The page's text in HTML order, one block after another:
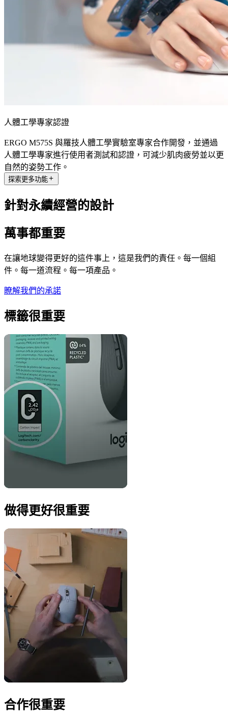
人體工學專家認證
ERGO M575S 與羅技人體工學實驗室專家合作開發，並通過
人體工學專家進行使用者測試和認證，可減少肌肉疲勞並以更
自然的姿勢工作。
探索更多功能
針對永續經營的設計
萬事都重要
在讓地球變得更好的這件事上，這是我們的責任。每一個組
件。每一道流程。每一項產品。
瞭解我們的承諾
標籤很重要
做得更好很重要
合作很重要